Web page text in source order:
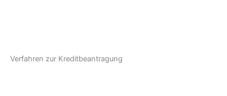
Verfahren zur Kreditbeantragung